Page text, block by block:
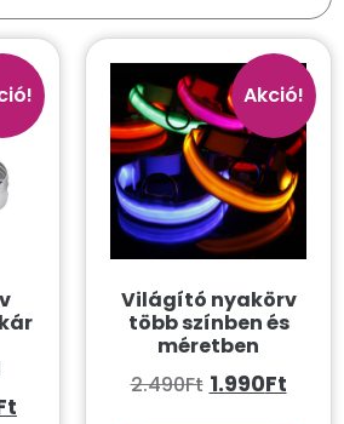
Akció!
Világító nyakörv
több színben és
méretben
2.490Ft 1.990Ft
Kategóriák